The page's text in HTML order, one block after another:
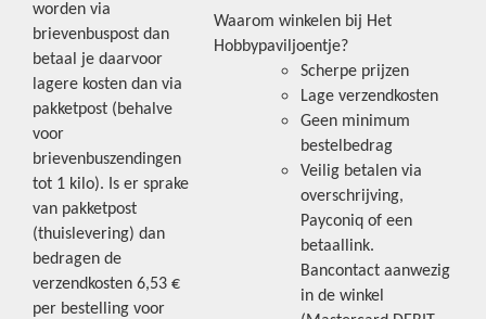
worden via
brievenbuspost dan
betaal je daarvoor
lagere kosten dan via
pakketpost (behalve
voor
brievenbuszendingen
tot 1 kilo). Is er sprake
van pakketpost
(thuislevering) dan
bedragen de
verzendkosten 6,53 €
per bestelling voor
Waarom winkelen bij Het
Hobbypaviljoentje?
Scherpe prijzen
Lage verzendkosten
Geen minimum
bestelbedrag
Veilig betalen via
overschrijving,
Payconiq of een
betaallink.
Bancontact aanwezig
in de winkel